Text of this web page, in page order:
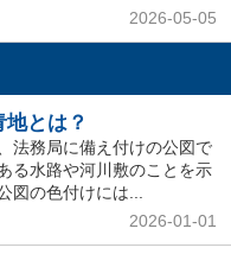
2026-05-05
地とは？
法務局に備え付けの公図で
る水路や河川敷のことを示
図の色付けには...
2026-01-01